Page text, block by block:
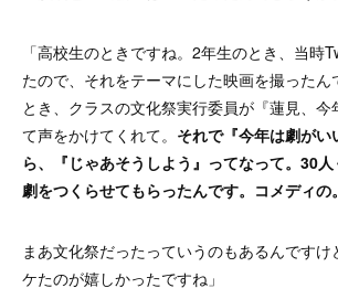
「高校生のときですね。2年生のとき、当時
たので、それをテーマにした映画を撮った
とき、クラスの文化祭実行委員が『蓮見、今
て声をかけてくれて。 それで『今年は劇が
ら、『じゃあそうしよう』ってなって。30
劇をつくらせてもらったんです。コメディの。
まあ文化祭だったっていうのもあるんですけ
ケたのが嬉しかったですね」